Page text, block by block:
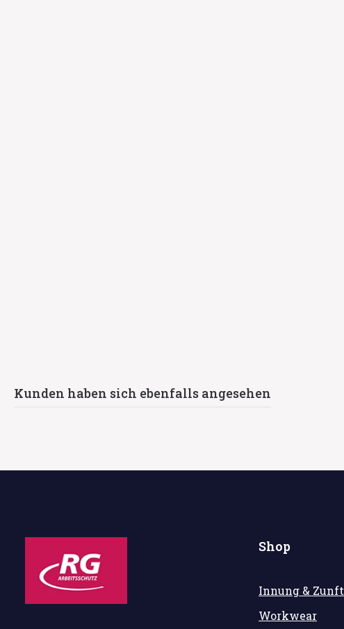
Kunden haben sich ebenfalls angesehen
Shop
Innung & Zunft
Workwear